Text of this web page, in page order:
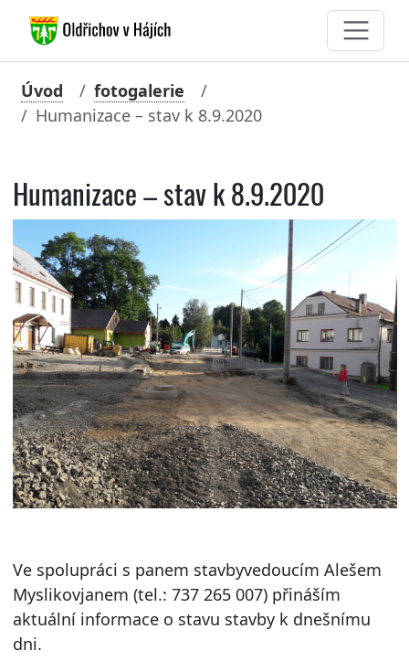
Úvod
fotogalerie
Humanizace – stav k 8.9.2020
Humanizace – stav k 8.9.2020
Ve spolupráci s panem stavbyvedoucím Alešem
Myslikovjanem (tel.: 737 265 007) přináším
aktuální informace o stavu stavby k dnešnímu
dni.